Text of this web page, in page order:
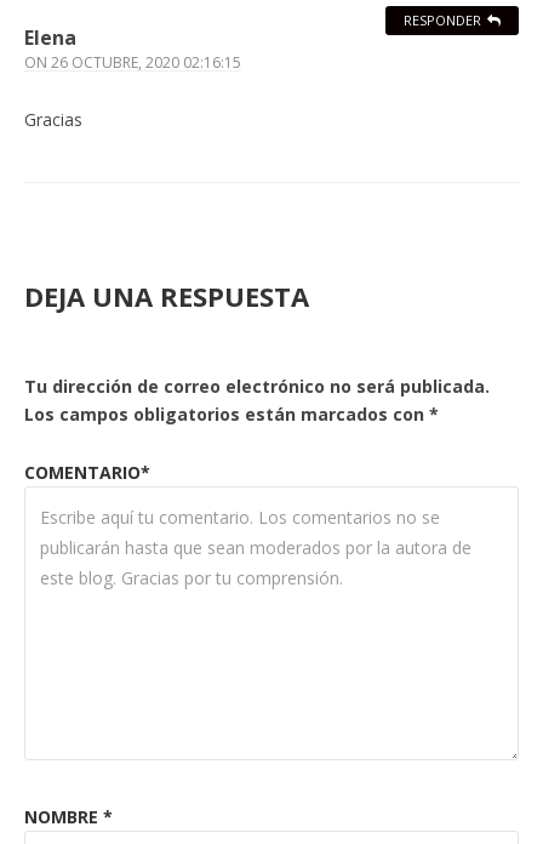
Elena
ON 26 OCTUBRE, 2020 02:16:15
Gracias
RESPONDER
DEJA UNA RESPUESTA
Tu dirección de correo electrónico no será publicada.
Los campos obligatorios están marcados con *
COMENTARIO*
NOMBRE *